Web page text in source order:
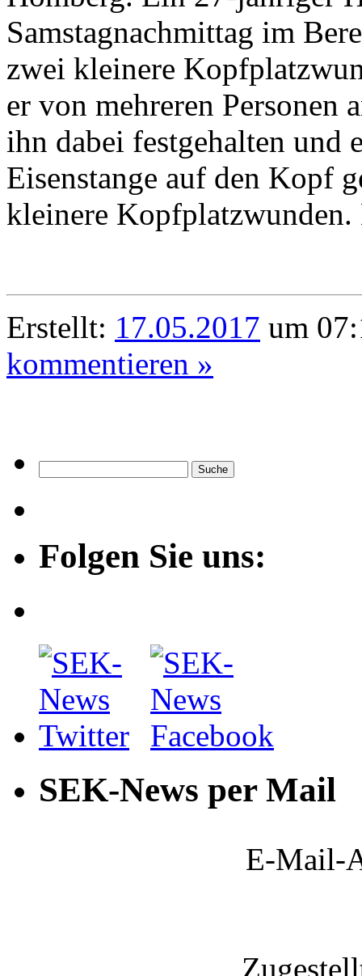
Samstagnachmittag im
zwei kleinere
er von mehreren Personen
ihn dabei festgehalten und
Eisenstange auf den Kopf
kleinere
Erstellt: 17.05.2017 um
kommentieren »
Folgen Sie uns:
SEK-News per Mail
E-Mail-